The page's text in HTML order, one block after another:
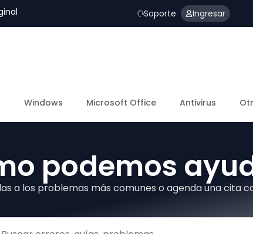
Soporte Ingresar
Windows Microsoft Office Antivirus
podemos
a los problemas más comunes o agenda una cita